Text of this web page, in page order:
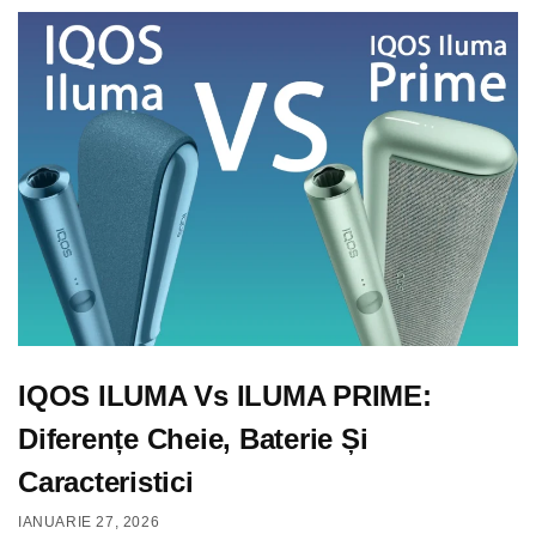
IQOS ILUMA Vs ILUMA PRIME:
Diferențe Cheie, Baterie Și
Caracteristici
IANUARIE 27, 2026